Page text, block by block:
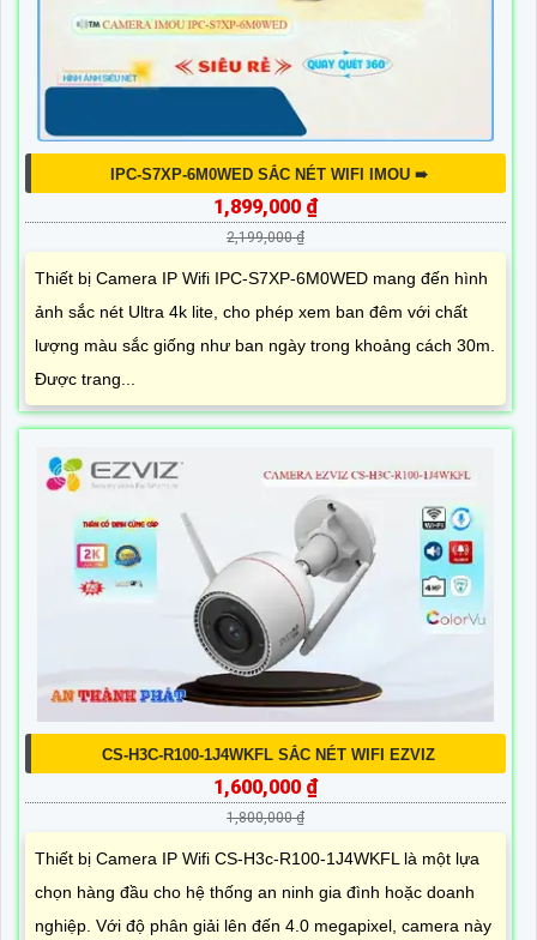
IPC-S7XP-6M0WED SẮC NÉT WIFI IMOU ➠
1,899,000 ₫
2,199,000 ₫
Thiết bị Camera IP Wifi IPC-S7XP-6M0WED mang đến hình
ảnh sắc nét Ultra 4k lite, cho phép xem ban đêm với chất
lượng màu sắc giống như ban ngày trong khoảng cách 30m.
Được trang...
CS-H3C-R100-1J4WKFL SẮC NÉT WIFI EZVIZ
1,600,000 ₫
1,800,000 ₫
Thiết bị Camera IP Wifi CS-H3c-R100-1J4WKFL là một lựa
chọn hàng đầu cho hệ thống an ninh gia đình hoặc doanh
nghiệp. Với độ phân giải lên đến 4.0 megapixel, camera này